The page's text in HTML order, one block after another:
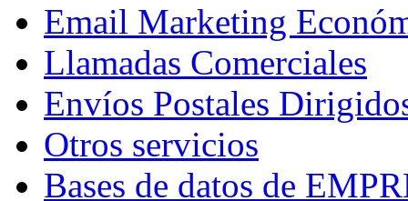
Email Marketing
Llamadas Comerciales
Envíos Postales
Otros servicios
Bases de datos de